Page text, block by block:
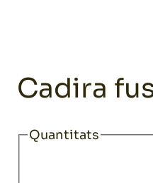
Cadira
Quantitats